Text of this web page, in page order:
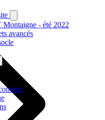
Montaigne - été 2022
avancés